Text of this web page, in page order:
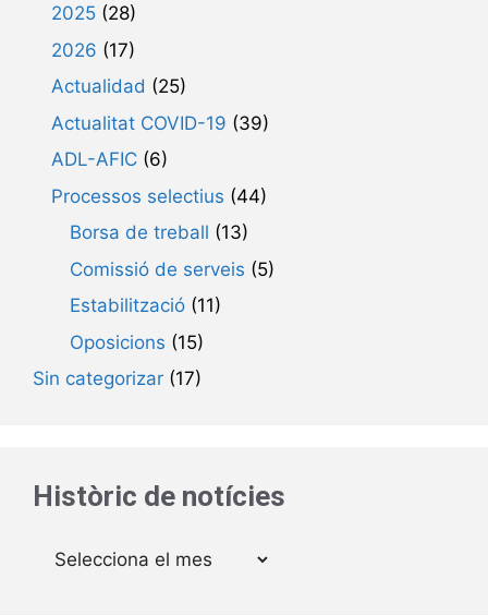
2025 (28)
2026 (17)
Actualidad (25)
Actualitat COVID-19 (39)
ADL-AFIC (6)
Processos selectius (44)
Borsa de treball (13)
Comissió de serveis (5)
Estabilització (11)
Oposicions (15)
Sin categorizar (17)
Històric de notícies
Arxius